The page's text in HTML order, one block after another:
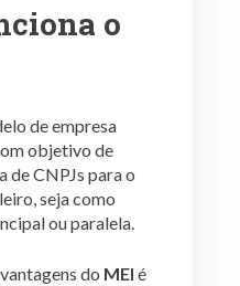
o
de empresa
objetivo de
CNPJs para o
seja como
ou paralela.
do MEI é